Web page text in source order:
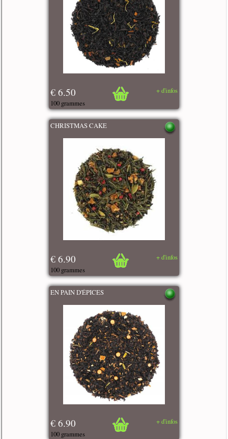
€ 6.50
100 grammes
+ d'infos
CHRISTMAS CAKE
€ 6.90
100 grammes
+ d'infos
EN PAIN D'ÉPICES
€ 6.90
100 grammes
+ d'infos